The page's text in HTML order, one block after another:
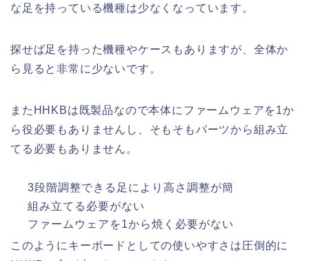
な足を持っている機種は少なくなっています。
探せば足を持った機種やケースもありますが、全体か
ら見ると非常に少ないです。
またHHKBは既製品なので本体にファームウェアを1か
ら役必要もありませんし、そもそもパーツから組み立
てる必要もありません。
3段階調整できる足により高さ調整が簡
組み立てる必要がない
ファームウェアを1から焼く必要がない
このようにキーボードとしての使いやすさは圧倒的に